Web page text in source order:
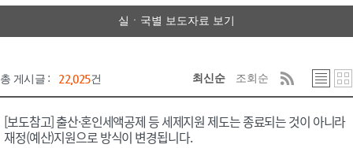
실ㆍ국별 보도자료 보기
총 게시글 : 22,025건 최신순 조회순
[보도참고] 출산·혼인세액공제 등 세제지원 제도는 종료되는 것이 아니라
재정(예산)지원으로 방식이 변경됩니다.